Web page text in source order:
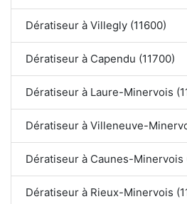
Dératiseur à Villegly (11600)
Dératiseur à Capendu (11700)
Dératiseur à Laure-Minervois
Dératiseur à Villeneuve-
Dératiseur à Caunes-Minervois
Dératiseur à Rieux-Minervois